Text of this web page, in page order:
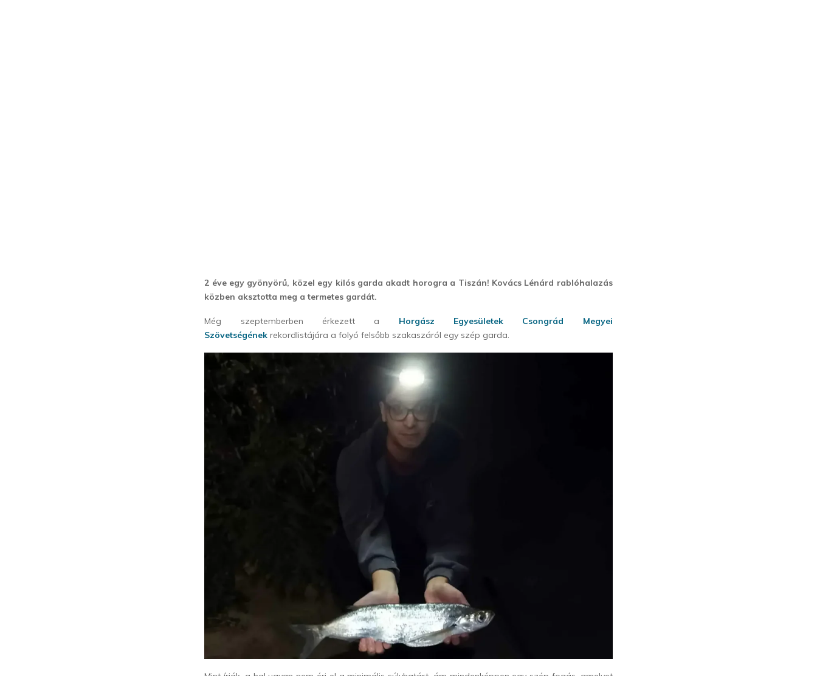
2 éve egy gyönyörű, közel egy kilós garda akadt horogra a Tiszán! Kovács Lénárd rablóhalazás
közben aksztotta meg a termetes gardát.
Még szeptemberben érkezett a Horgász Egyesületek Csongrád Megyei
Szövetségénekrekordlistájára a folyó felsőbb szakaszáról egy szép garda.